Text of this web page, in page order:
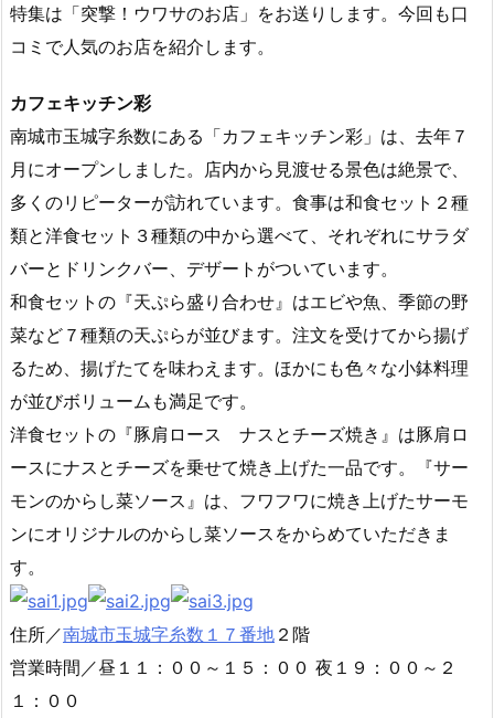
特集は「突撃！ウワサのお店」をお送りします。今回も口
コミで人気のお店を紹介します。
カフェキッチン彩
南城市玉城字糸数にある「カフェキッチン彩」は、去年７
月にオープンしました。店内から見渡せる景色は絶景で、
多くのリピーターが訪れています。食事は和食セット２種
類と洋食セット３種類の中から選べて、それぞれにサラダ
バーとドリンクバー、デザートがついています。
和食セットの『天ぷら盛り合わせ』はエビや魚、季節の野
菜など７種類の天ぷらが並びます。注文を受けてから揚げ
るため、揚げたてを味わえます。ほかにも色々な小鉢料理
が並びボリュームも満足です。
洋食セットの『豚肩ロース ナスとチーズ焼き』は豚肩ロ
ースにナスとチーズを乗せて焼き上げた一品です。『サー
モンのからし菜ソース』は、フワフワに焼き上げたサーモ
ンにオリジナルのからし菜ソースをからめていただきま
す。
住所／南城市玉城字糸数１７番地 ２階
営業時間／昼１１：００～１５：００ 夜１９：００～２
１：００